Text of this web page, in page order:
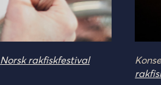
Norsk rakfiskfestival